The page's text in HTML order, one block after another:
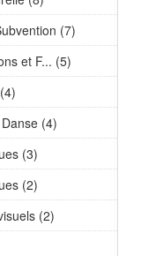
(7)
et F... (5)
(4)
(3)
(2)
(2)